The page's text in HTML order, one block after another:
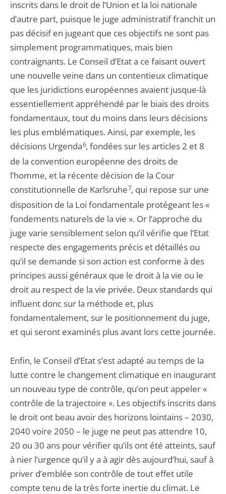
inscrits dans le droit de l’Union et la loi nationale
d’autre part, puisque le juge administratif franchit un
pas décisif en jugeant que ces objectifs ne sont pas
simplement programmatiques, mais bien
contraignants. Le Conseil d’Etat a ce faisant ouvert
une nouvelle veine dans un contentieux climatique
que les juridictions européennes avaient jusque-là
essentiellement appréhendé par le biais des droits
fondamentaux, tout du moins dans leurs décisions
les plus emblématiques. Ainsi, par exemple, les
décisions Urgenda6, fondées sur les articles 2 et 8
de la convention européenne des droits de
l’homme, et la récente décision de la Cour
constitutionnelle de Karlsruhe7, qui repose sur une
disposition de la Loi fondamentale protégeant les «
fondements naturels de la vie ». Or l’approche du
juge varie sensiblement selon qu’il vérifie que l’Etat
respecte des engagements précis et détaillés ou
qu’il se demande si son action est conforme à des
principes aussi généraux que le droit à la vie ou le
droit au respect de la vie privée. Deux standards qui
influent donc sur la méthode et, plus
fondamentalement, sur le positionnement du juge,
et qui seront examinés plus avant lors cette journée.
Enfin, le Conseil d’Etat s’est adapté au temps de la
lutte contre le changement climatique en inaugurant
un nouveau type de contrôle, qu’on peut appeler «
contrôle de la trajectoire ». Les objectifs inscrits dans
le droit ont beau avoir des horizons lointains – 2030,
2040 voire 2050 – le juge ne peut pas attendre 10,
20 ou 30 ans pour vérifier qu’ils ont été atteints, sauf
à nier l’urgence qu’il y a à agir dès aujourd’hui, sauf à
priver d’emblée son contrôle de tout effet utile
compte tenu de la très forte inertie du climat. Le